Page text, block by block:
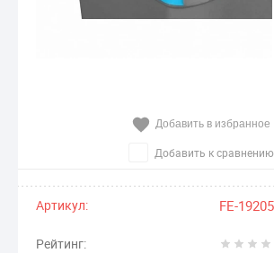
Добавить в избранное
Добавить к сравнению
Артикул: FE-19205
Рейтинг: